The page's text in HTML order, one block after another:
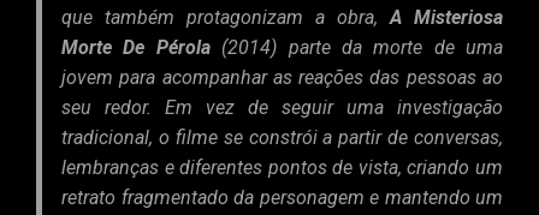
que também protagonizam a obra,A Misteriosa
Morte De Pérola(2014) parte da morte de uma
jovem para acompanhar as reações das pessoas ao
seu redor. Em vez de seguir uma investigação
tradicional, o filme se constrói a partir de conversas,
lembranças e diferentes pontos de vista, criando um
retrato fragmentado da personagem e mantendo um